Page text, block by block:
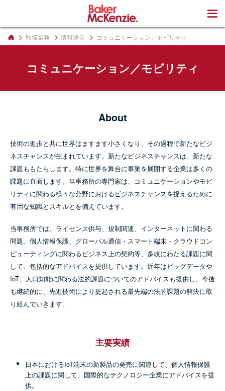
取扱業務 情報通信 コミュニケーション／モビリティ
コミュニケーション／モビリティ
About
技術の進歩と共に世界はますます小さくなり、その過程で新たなビジ
ネスチャンスが生まれています。新たなビジネスチャンスは、新たな
課題ももたらします。特に世界を舞台に事業を展開する企業は多くの
課題に直面します。当事務所の専門家は、コミュニケーションやモビ
リティに関わる様々な分野におけるビジネスチャンスを捉えるために
有用な知識とスキルとを備えています。
当事務所では、ライセンス供与、規制関連、インターネットに関わる
問題、個人情報保護、グローバル通信・スマート端末・クラウドコン
ピューティングに関わるビジネス上の契約等、多岐にわたる課題に関
して、包括的なアドバイスを提供しています。近年はビッグデータや
IoT、人口知能に関わる法的課題についてのアドバイスも提供し、今後
も継続的に、先進技術により提起される最先端の法的課題の解決に取
り組んでいきます。
主要実績
日本におけるIoT端末の新製品の発売に関連して、個人情報保護
上の課題に関して、国際的なテクノロジー企業にアドバイスを提
供。